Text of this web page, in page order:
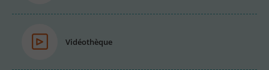
Vidéothèque